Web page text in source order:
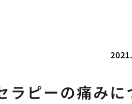
ラピーの痛みに